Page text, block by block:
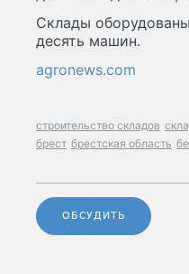
Склады
десять машин.
agronews.com
строительство складов
брест брестская область
ОБСУДИТЬ